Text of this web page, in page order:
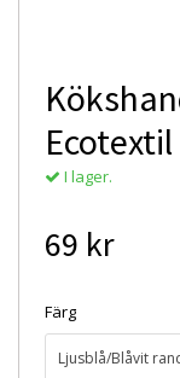
I lager.
69 kr
Färg
Ljusblå/Blåvit